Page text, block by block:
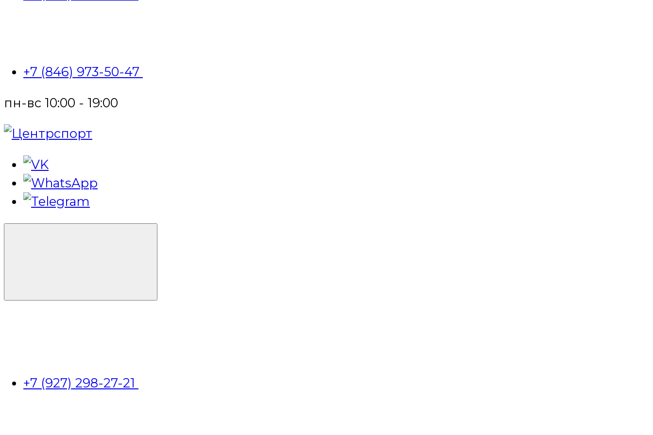
+7 (846) 973-50-47
пн-вс 10:00 - 19:00
+7 (927) 298-27-21